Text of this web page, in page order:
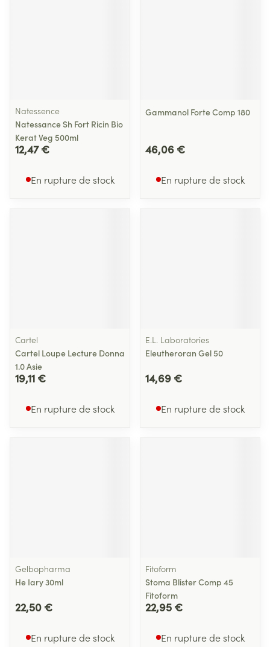
Natessence
Natessance Sh Fort Ricin Bio
Kerat Veg 500ml
12,47 €
En rupture de stock
Gammanol Forte Comp 180
46,06 €
En rupture de stock
Cartel
Cartel Loupe Lecture Donna
1.0 Asie
19,11 €
En rupture de stock
E.L. Laboratories
Eleutheroran Gel 50
14,69 €
En rupture de stock
Gelbopharma
He Iary 30ml
22,50 €
En rupture de stock
Fitoform
Stoma Blister Comp 45
Fitoform
22,95 €
En rupture de stock